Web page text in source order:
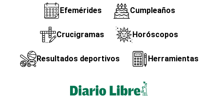
Efemérides Cumpleaños
Crucigramas Horóscopos
Resultados deportivos Herramientas